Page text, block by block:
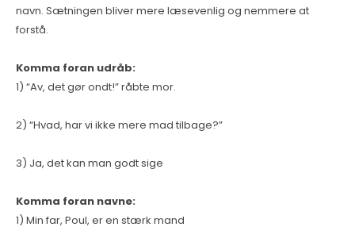
navn. Sætningen bliver mere læsevenlig og nemmere at
forstå.
Komma foran udråb:
1) “Av, det gør ondt!” råbte mor.
2) “Hvad, har vi ikke mere mad tilbage?”
3) Ja, det kan man godt sige
Komma foran navne:
1) Min far, Poul, er en stærk mand